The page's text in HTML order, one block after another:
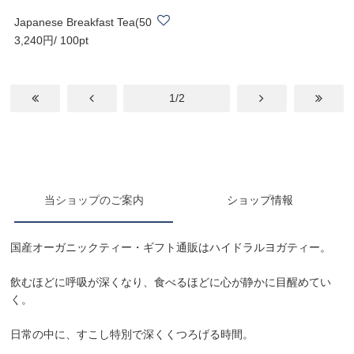
Japanese Breakfast Tea(50
g缶入)｜オー..
3,240円/ 100pt
1/2
当ショップのご案内 ショップ情報
国産オーガニックティー・ギフト通販はハイドラルヨガティー。
飲むほどに呼吸が深くなり、食べるほどに心が静かに目醒めてい
く。
日常の中に、すこし特別で深くくつろげる時間。